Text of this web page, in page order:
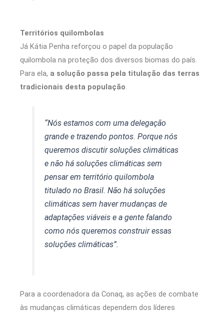
Territórios quilombolas
Já Kátia Penha reforçou o papel da população
quilombola na proteção dos diversos biomas do país.
Para ela, a solução passa pela titulação das terras
tradicionais desta população.
“Nós estamos com uma delegação
grande e trazendo pontos. Porque nós
queremos discutir soluções climáticas
e não há soluções climáticas sem
pensar em território quilombola
titulado no Brasil. Não há soluções
climáticas sem haver mudanças de
adaptações viáveis e a gente falando
como nós queremos construir essas
soluções climáticas”.
Para a coordenadora da Conaq, as ações de combate
às mudanças climáticas dependem dos líderes